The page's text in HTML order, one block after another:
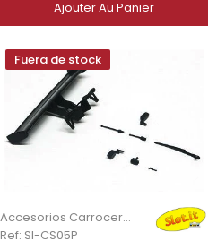
Ajouter Au Panier
Fuera de stock
Accesorios Carrocería
Ref: SI-CS05P